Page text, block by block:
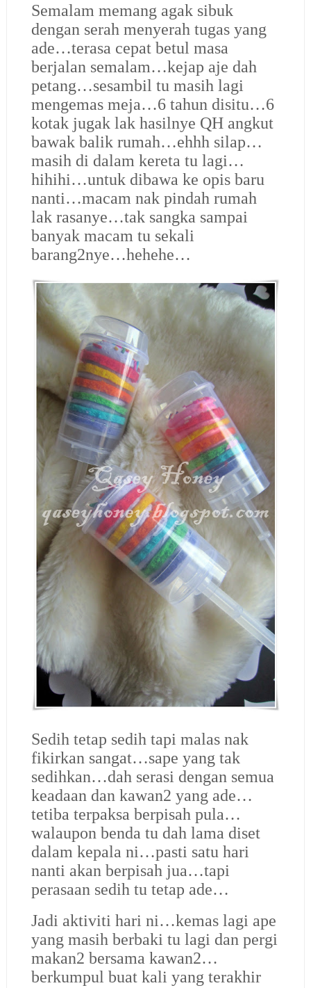
Semalam memang agak sibuk
dengan serah menyerah tugas yang
ade…terasa cepat betul masa
berjalan semalam…kejap aje dah
petang…sesambil tu masih lagi
mengemas meja…6 tahun disitu…6
kotak jugak lak hasilnye QH angkut
bawak balik rumah…ehhh silap…
masih di dalam kereta tu lagi…
hihihi…untuk dibawa ke opis baru
nanti…macam nak pindah rumah
lak rasanye…tak sangka sampai
banyak macam tu sekali
barang2nye…hehehe…
Sedih tetap sedih tapi malas nak
fikirkan sangat…sape yang tak
sedihkan…dah serasi dengan semua
keadaan dan kawan2 yang ade…
tetiba terpaksa berpisah pula…
walaupon benda tu dah lama diset
dalam kepala ni…pasti satu hari
nanti akan berpisah jua…tapi
perasaan sedih tu tetap ade…
Jadi aktiviti hari ni…kemas lagi ape
yang masih berbaki tu lagi dan pergi
makan2 bersama kawan2…
berkumpul buat kali yang terakhir